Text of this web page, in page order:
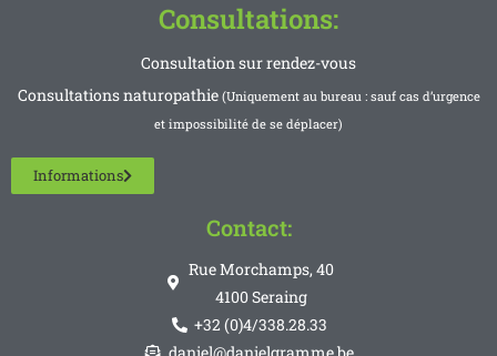
Consultations:
Consultation sur rendez-vous
Consultations naturopathie (Uniquement au bureau : sauf cas d’urgence
et impossibilité de se déplacer)
Informations
Contact:
Rue Morchamps, 40
4100 Seraing
+32 (0)4/338.28.33